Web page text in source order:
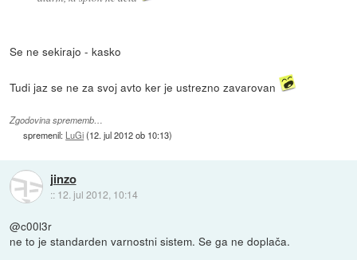
Se ne sekirajo - kasko
Tudi jaz se ne za svoj avto ker je ustrezno zavarovan
Zgodovina sprememb…
spremenil: LuGi(12. jul 2012 ob 10:13)
jinzo
:: 12. jul 2012, 10:14
@c00l3r
ne to je standarden varnostni sistem. Se ga ne doplača.